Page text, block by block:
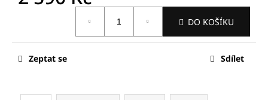
DO KOŠÍKU
Zeptat se Sdílet
u
j
e